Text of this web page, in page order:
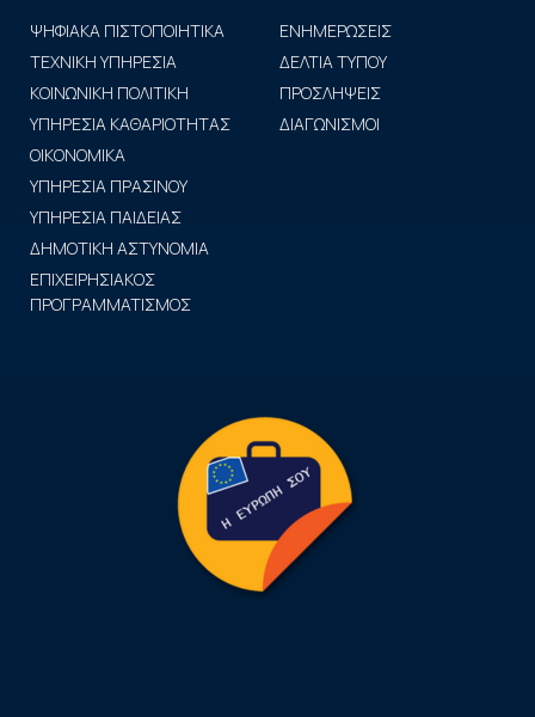
ΨΗΦΙΑΚΑ ΠΙΣΤΟΠΟΙΗΤΙΚΑ
ΤΕΧΝΙΚΗ ΥΠΗΡΕΣΙΑ
ΚΟΙΝΩΝΙΚΗ ΠΟΛΙΤΙΚΗ
ΥΠΗΡΕΣΙΑ ΚΑΘΑΡΙΟΤΗΤΑΣ
ΟΙΚΟΝΟΜΙΚΑ
ΥΠΗΡΕΣΙΑ ΠΡΑΣΙΝΟΥ
ΥΠΗΡΕΣΙΑ ΠΑΙΔΕΙΑΣ
ΔΗΜΟΤΙΚΗ ΑΣΤΥΝΟΜΙΑ
ΕΠΙΧΕΙΡΗΣΙΑΚΟΣ
ΠΡΟΓΡΑΜΜΑΤΙΣΜΟΣ
ΕΝΗΜΕΡΩΣΕΙΣ
ΔΕΛΤΙΑ ΤΥΠΟΥ
ΠΡΟΣΛΗΨΕΙΣ
ΔΙΑΓΩΝΙΣΜΟΙ